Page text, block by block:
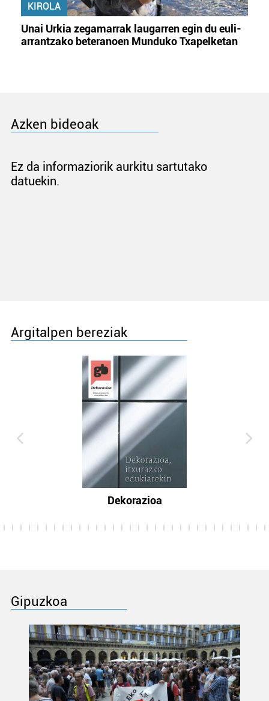
KIROLA
Unai Urkia zegamarrak laugarren egin du euli-
arrantzako beteranoen Munduko Txapelketan
Azken bideoak
Ez da informaziorik aurkitu sartutako
datuekin.
Argitalpen bereziak
Dekorazioa
Gipuzkoa